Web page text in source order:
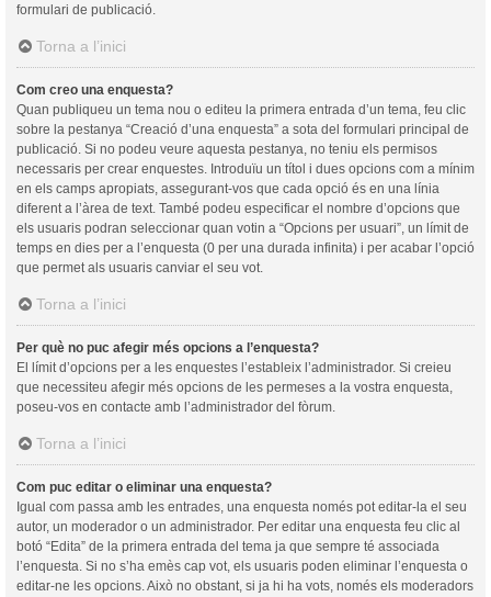
formulari de publicació.
Torna a l’inici
Com creo una enquesta?
Quan publiqueu un tema nou o editeu la primera entrada d’un tema, feu clic
sobre la pestanya “Creació d’una enquesta” a sota del formulari principal de
publicació. Si no podeu veure aquesta pestanya, no teniu els permisos
necessaris per crear enquestes. Introduïu un títol i dues opcions com a mínim
en els camps apropiats, assegurant-vos que cada opció és en una línia
diferent a l’àrea de text. També podeu especificar el nombre d’opcions que
els usuaris podran seleccionar quan votin a “Opcions per usuari”, un límit de
temps en dies per a l’enquesta (0 per una durada infinita) i per acabar l’opció
que permet als usuaris canviar el seu vot.
Torna a l’inici
Per què no puc afegir més opcions a l’enquesta?
El límit d’opcions per a les enquestes l’estableix l’administrador. Si creieu
que necessiteu afegir més opcions de les permeses a la vostra enquesta,
poseu-vos en contacte amb l’administrador del fòrum.
Torna a l’inici
Com puc editar o eliminar una enquesta?
Igual com passa amb les entrades, una enquesta només pot editar-la el seu
autor, un moderador o un administrador. Per editar una enquesta feu clic al
botó “Edita” de la primera entrada del tema ja que sempre té associada
l’enquesta. Si no s’ha emès cap vot, els usuaris poden eliminar l’enquesta o
editar-ne les opcions. Això no obstant, si ja hi ha vots, només els moderadors